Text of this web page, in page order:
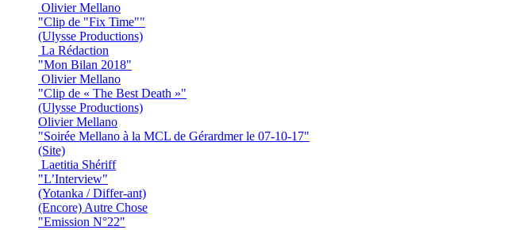
Olivier Mellano
"Clip de "Fix Time""
(Ulysse Productions)
La Rédaction
"Mon Bilan 2018"
Olivier Mellano
"Clip de « The Best Death »"
(Ulysse Productions)
Olivier Mellano
"Soirée Mellano à la MCL de Gérardmer le 07-10-17"
(Site)
Laetitia Shériff
"L’Interview"
(Yotanka / Differ-ant)
(Encore) Autre Chose
"Emission N°22"